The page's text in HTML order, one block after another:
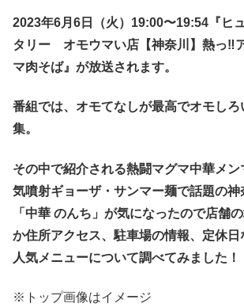
2023年6月 6 日（火） 19:00〜19:54 『 ヒ
タリー オモウマい店【神奈川】熱っ‼
マ肉そば』が放送されます。
番組では、オモてなしが最高でオモし
集。
その中で紹介される熱闘マグマ中華メ
気噴射ギョーザ・サンマー麺で話題の
「中華 のんち」が気になったので店舗
か住所アクセス、駐車場の情報、定休日
人気メニューについて調べてみました！
※トップ画像はイメージ